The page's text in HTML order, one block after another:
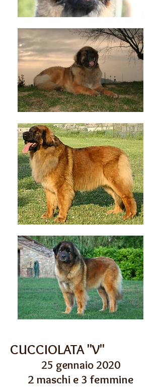
CUCCIOLATA "V"
25 gennaio 2020
2 maschi e 3 femmine